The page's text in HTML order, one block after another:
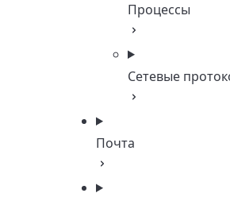
Процессы
Сетевые
Почта